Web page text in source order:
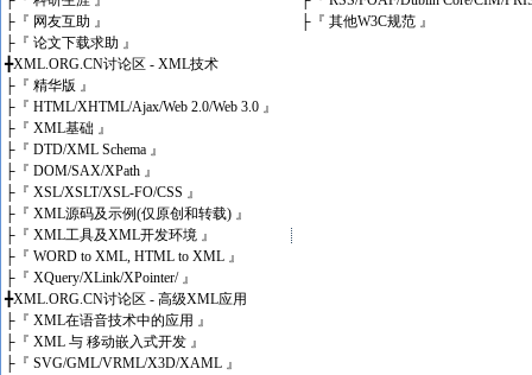
├ 『 网友互助 』
├ 『 论文下载求助 』
╋XML.ORG.CN讨论区 - XML技术
├ 『 精华版 』
├ 『 HTML/XHTML/Ajax/Web 2.0/Web 3.0 』
├ 『 XML基础 』
├ 『 DTD/XML Schema 』
├ 『 DOM/SAX/XPath 』
├ 『 XSL/XSLT/XSL-FO/CSS 』
├ 『 XML源码及示例(仅原创和转载) 』
├ 『 XML工具及XML开发环境 』
├ 『 WORD to XML, HTML to XML 』
├ 『 XQuery/XLink/XPointer/ 』
╋XML.ORG.CN讨论区 - 高级XML应用
├ 『 XML在语音技术中的应用 』
├ 『 XML 与 移动嵌入式开发 』
├ 『 SVG/GML/VRML/X3D/XAML 』
├ 『 其他W3C规范 』